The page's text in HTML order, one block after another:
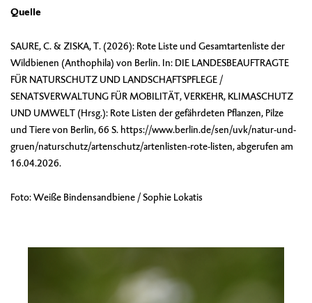
Quelle
SAURE, C. & ZISKA, T. (2026): Rote Liste und Gesamtartenliste der
Wildbienen (Anthophila) von Berlin. In: DIE LANDESBEAUFTRAGTE
FÜR NATURSCHUTZ UND LANDSCHAFTSPFLEGE /
SENATSVERWALTUNG FÜR MOBILITÄT, VERKEHR, KLIMASCHUTZ
UND UMWELT (Hrsg.): Rote Listen der gefährdeten Pflanzen, Pilze
und Tiere von Berlin, 66 S. https://www.berlin.de/sen/uvk/natur-und-
gruen/naturschutz/artenschutz/artenlisten-rote-listen, abgerufen am
16.04.2026.
Foto: Weiße Bindensandbiene / Sophie Lokatis